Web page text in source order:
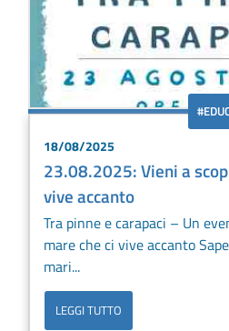
18/08/2025
23.08.2025: Vieni a
vive accanto
Tra pinne e carapaci – Un
mare che ci vive accanto
mari...
LEGGI TUTTO